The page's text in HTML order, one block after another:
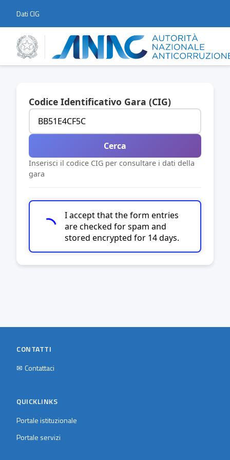
Dati CIG
Codice Identificativo Gara (CIG)
Cerca
Inserisci il codice CIG per consultare i dati della
gara
I accept that the form entries
are checked for spam and
stored encrypted for 14 days.
CONTATTI
✉ Contattaci
QUICKLINKS
Portale istituzionale
Portale servizi